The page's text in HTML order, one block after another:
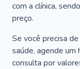
com a clínica,
preço.
Se você precisa
saúde, agende um
consulta por